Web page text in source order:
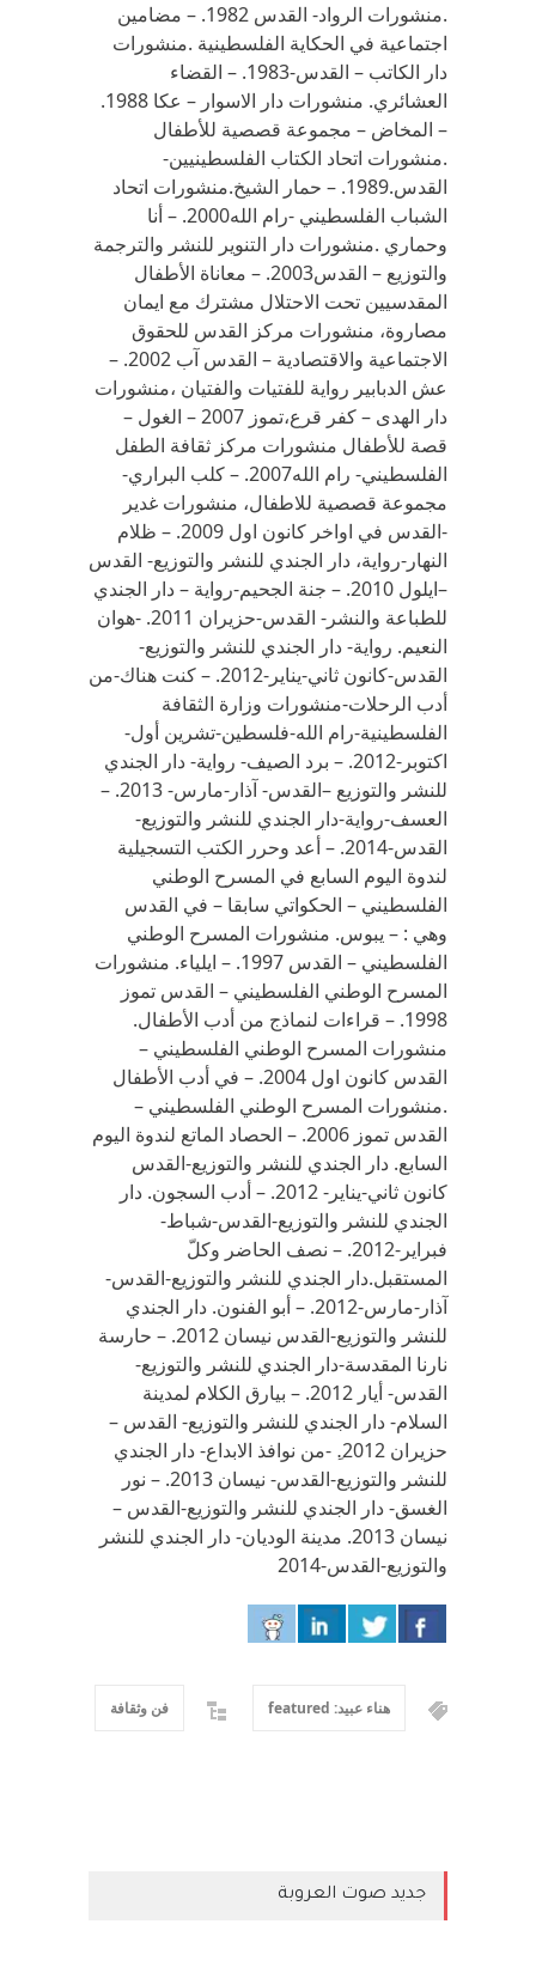
.منشورات الرواد- القدس 1982. – مضامين
اجتماعية في الحكاية الفلسطينية .منشورات
دار الكاتب – القدس-1983. – القضاء
العشائري. منشورات دار الاسوار – عكا 1988.
– المخاض – مجموعة قصصية للأطفال
.منشورات اتحاد الكتاب الفلسطينيين-
القدس.1989. – حمار الشيخ.منشورات اتحاد
الشباب الفلسطيني -رام الله2000. – أنا
وحماري .منشورات دار التنوير للنشر والترجمة
والتوزيع – القدس2003. – معاناة الأطفال
المقدسيين تحت الاحتلال مشترك مع ايمان
مصاروة، منشورات مركز القدس للحقوق
الاجتماعية والاقتصادية – القدس آب 2002. –
عش الدبابير رواية للفتيات والفتيان ،منشورات
دار الهدى – كفر قرع،تموز 2007 – الغول –
قصة للأطفال منشورات مركز ثقافة الطفل
الفلسطيني- رام الله2007. – كلب البراري-
مجموعة قصصية للاطفال، منشورات غدير
-القدس في اواخر كانون اول 2009. – ظلام
النهار-رواية، دار الجندي للنشر والتوزيع- القدس
–ايلول 2010. – جنة الجحيم-رواية – دار الجندي
للطباعة والنشر- القدس-حزيران 2011. -هوان
النعيم. رواية- دار الجندي للنشر والتوزيع-
القدس-كانون ثاني-يناير-2012. – كنت هناك-من
أدب الرحلات-منشورات وزارة الثقافة
الفلسطينية-رام الله-فلسطين-تشرين أول-
اكتوبر-2012. – برد الصيف- رواية- دار الجندي
للنشر والتوزيع –القدس- آذار-مارس- 2013. –
العسف-رواية-دار الجندي للنشر والتوزيع-
القدس-2014. – أعد وحرر الكتب التسجيلية
لندوة اليوم السابع في المسرح الوطني
الفلسطيني – الحكواتي سابقا – في القدس
وهي : – يبوس. منشورات المسرح الوطني
الفلسطيني – القدس 1997. – ايلياء. منشورات
المسرح الوطني الفلسطيني – القدس تموز
1998. – قراءات لنماذج من أدب الأطفال.
منشورات المسرح الوطني الفلسطيني –
القدس كانون اول 2004. – في أدب الأطفال
.منشورات المسرح الوطني الفلسطيني –
القدس تموز 2006. – الحصاد الماتع لندوة اليوم
السابع. دار الجندي للنشر والتوزيع-القدس
كانون ثاني-يناير- 2012. – أدب السجون. دار
الجندي للنشر والتوزيع-القدس-شباط-
فبراير-2012. – نصف الحاضر وكلّ
المستقبل.دار الجندي للنشر والتوزيع-القدس-
آذار-مارس-2012. – أبو الفنون. دار الجندي
للنشر والتوزيع-القدس نيسان 2012. – حارسة
نارنا المقدسة-دار الجندي للنشر والتوزيع-
القدس- أيار 2012. – بيارق الكلام لمدينة
السلام- دار الجندي للنشر والتوزيع- القدس –
حزيران 2012.ِ -من نوافذ الابداع- دار الجندي
للنشر والتوزيع-القدس- نيسان 2013. – نور
الغسق- دار الجندي للنشر والتوزيع-القدس –
نيسان 2013. مدينة الوديان- دار الجندي للنشر
والتوزيع-القدس-2014
هناء عبيد: featured فن وثقافة
جديد صوت العروبة